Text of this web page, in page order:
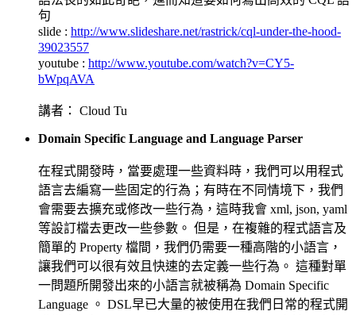
句
slide : http://www.slideshare.net/rastrick/cql-under-the-hood-
39023557
youtube : http://www.youtube.com/watch?v=CY5-
bWpqAVA
講者： Cloud Tu
Domain Specific Language and Language Parser
在程式開發時，當要處理一些資料時，我們可以用程式
語言去編寫一些固定的行為；有時在不同情境下，我們
會需要去擴充或修改一些行為，這時我會 xml, json, yaml
等設訂檔去更改一些參數。 但是，在複雜的程式語言及
簡單的 Property 檔間，我們仍需要一種高階的小語言，
讓我們可以很有效且快速的去定義一些行為。 這種對單
一問題所開發出來的小語言就被稱為 Domain Specific
Language 。 DSL早已大量的被使用在我們日常的程式開